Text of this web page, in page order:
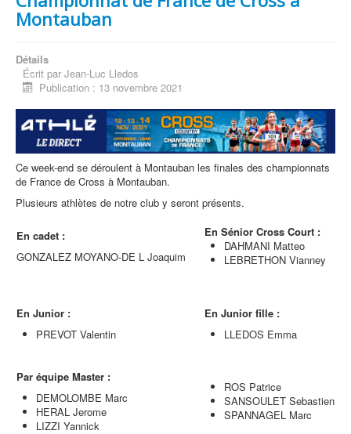
Montauban
Détails
Écrit par Jean-Luc Lledos
Publication : 13 novembre 2021
Ce week-end se déroulent à Montauban les finales des championnats
de France de Cross à Montauban.
Plusieurs athlètes de notre club y seront présents.
En cadet :
GONZALEZ MOYANO-DE L Joaquim
En Sénior Cross Court :
DAHMANI Matteo
LEBRETHON Vianney
En Junior :
PREVOT Valentin
En Junior fille :
LLEDOS Emma
Par équipe Master :
DEMOLOMBE Marc
HERAL Jerome
LIZZI Yannick
ROS Patrice
SANSOULET Sebastien
SPANNAGEL Marc